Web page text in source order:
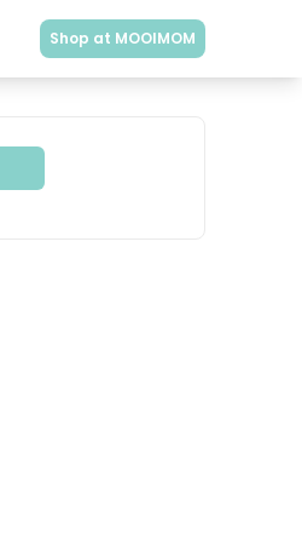
Shop at MOOIMOM